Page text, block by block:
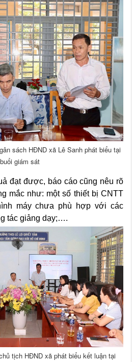
sách HĐND xã Lê Sanh phát biểu tại
buổi giám sát
đạt được, báo cáo cũng nêu rõ
mắc như: một số thiết bị CNTT
máy chưa phù hợp với các
tác giảng dạy;….
tịch HĐND xã phát biểu kết luận tại